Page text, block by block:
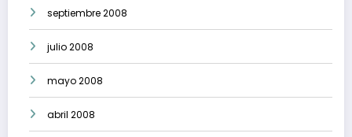
septiembre 2008
julio 2008
mayo 2008
abril 2008